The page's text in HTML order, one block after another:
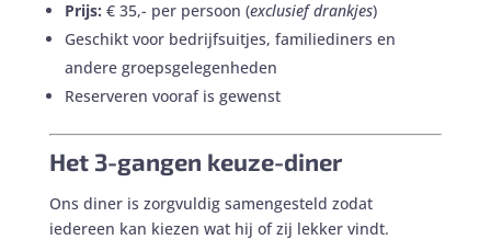
Prijs: € 35,- per persoon (exclusief drankjes)
Geschikt voor bedrijfsuitjes, familiediners en
andere groepsgelegenheden
Reserveren vooraf is gewenst
Het 3-gangen keuze-diner
Ons diner is zorgvuldig samengesteld zodat
iedereen kan kiezen wat hij of zij lekker vindt.